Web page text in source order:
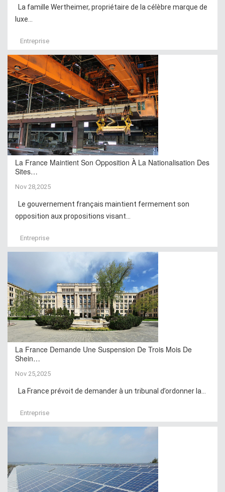
La famille Wertheimer, propriétaire de la célèbre marque de
luxe...
Entreprise
La France Maintient Son Opposition À La Nationalisation Des
Sites…
Nov 28,2025
Le gouvernement français maintient fermement son
opposition aux propositions visant...
Entreprise
La France Demande Une Suspension De Trois Mois De
Shein…
Nov 25,2025
La France prévoit de demander à un tribunal d’ordonner la...
Entreprise